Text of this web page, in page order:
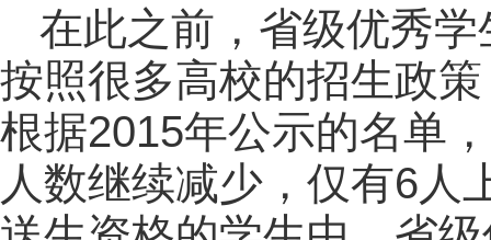
在此之前，省级优秀
按照很多高校的招生政
根据2015年公示的名单
人数继续减少，仅有6人